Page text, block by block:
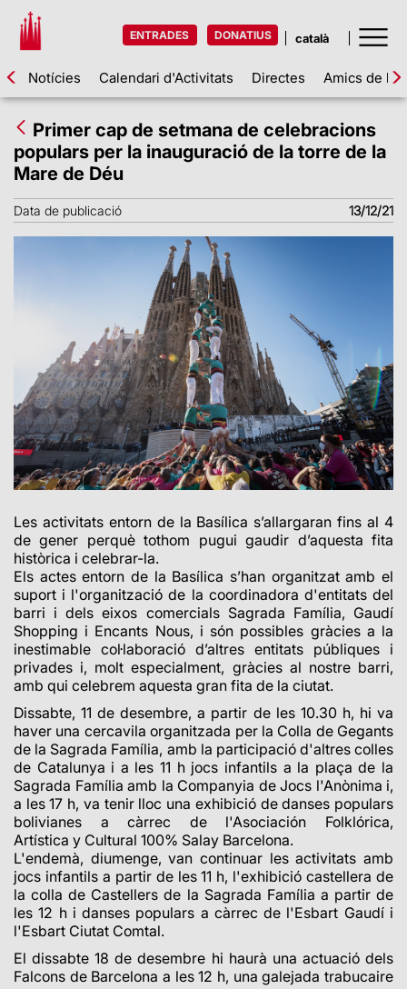
ENTRADES DONATIUS
Notícies Calendari d'Activitats Directes Amics de la
Primer cap de setmana de celebracions
populars per la inauguració de la torre de la
Mare de Déu
Data de publicació 13/12/21
Les activitats entorn de la Basílica s’allargaran fins al 4
de gener perquè tothom pugui gaudir d’aquesta fita
històrica i celebrar-la.
Els actes entorn de la Basílica s’han organitzat amb el
suport i l'organització de la coordinadora d'entitats del
barri i dels eixos comercials Sagrada Família, Gaudí
Shopping i Encants Nous, i són possibles gràcies a la
inestimable col·laboració d’altres entitats públiques i
privades i, molt especialment, gràcies al nostre barri,
amb qui celebrem aquesta gran fita de la ciutat.
Dissabte, 11 de desembre, a partir de les 10.30 h, hi va
haver una cercavila organitzada per la Colla de Gegants
de la Sagrada Família, amb la participació d'altres colles
de Catalunya i a les 11 h jocs infantils a la plaça de la
Sagrada Família amb la Companyia de Jocs l'Anònima i,
a les 17 h, va tenir lloc una exhibició de danses populars
bolivianes a càrrec de l'Asociación Folklórica,
Artística y Cultural 100% Salay Barcelona.
L'endemà, diumenge, van continuar les activitats amb
jocs infantils a partir de les 11 h, l'exhibició castellera de
la colla de Castellers de la Sagrada Família a partir de
les 12 h i danses populars a càrrec de l'Esbart Gaudí i
l'Esbart Ciutat Comtal.
El dissabte 18 de desembre hi haurà una actuació dels
Falcons de Barcelona a les 12 h, una galejada trabucaire